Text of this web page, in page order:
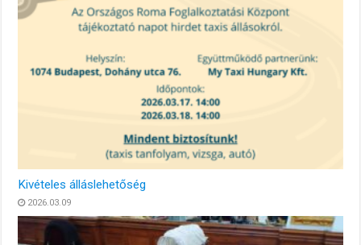
Kivételes álláslehetőség
2026.03.09